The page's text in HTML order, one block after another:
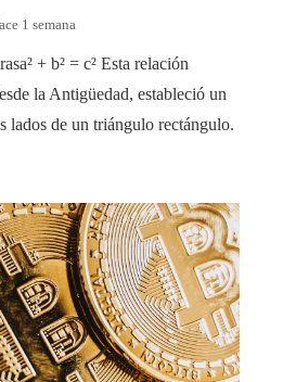
1 semana
+ b² = c² Esta relación
la Antigüedad, estableció un
lados de un triángulo rectángulo.